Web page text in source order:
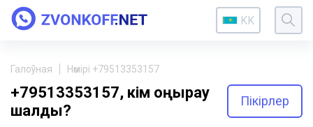
KK
Галоўная Нөмірі +79513353157
+79513353157, кім қоңырау
шалды?
Пікірлер